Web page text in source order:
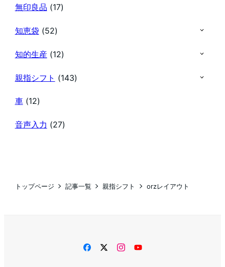
無印良品 (17)
知恵袋 (52)
知的生産(12)
親指シフト (143)
車(12)
音声入力 (27)
トップページ 記事一覧 親指シフト orzレイアウト
facebooktwitterinstagram
YouTube